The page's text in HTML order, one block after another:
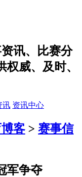
讯、比赛分
威、及时、
讯 资讯中心
客 > 赛事信
军争夺